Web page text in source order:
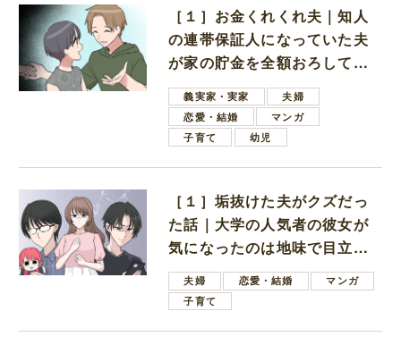
［１］お金くれくれ夫｜知人
の連帯保証人になっていた夫
が家の貯金を全額おろしてほ
しいと言ってきた
義実家・実家
夫婦
恋愛・結婚
マンガ
子育て
幼児
［１］垢抜けた夫がクズだっ
た話｜大学の人気者の彼女が
気になったのは地味で目立た
ない男子学生
夫婦 恋愛・結婚
マンガ
子育て